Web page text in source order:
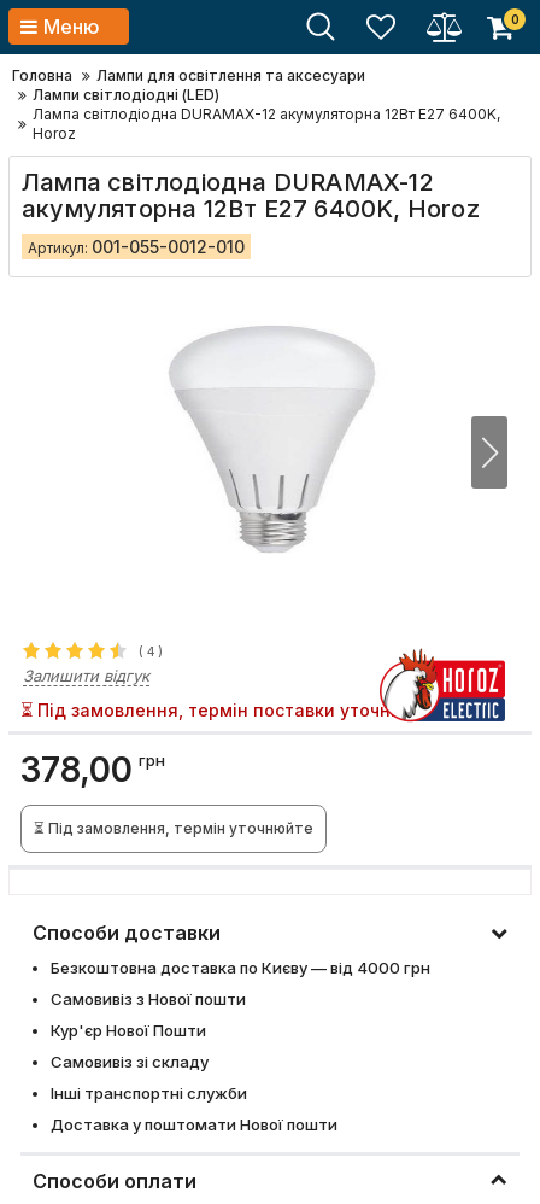
Меню 0
Головна
Лампи для освітлення та аксесуари
Лампи світлодіодні (LED)
Лампа світлодіодна DURAMAX-12 акумуляторна 12Вт E27 6400K,
Horoz
Лампа світлодіодна DURAMAX-12
акумуляторна 12Вт E27 6400K, Horoz
Артикул: 001-055-0012-010
( 4 )
Залишити відгук
⏳ Під замовлення, термін поставки уточнюйте
378,00 грн
⏳ Під замовлення, термін уточнюйте
Способи доставки
Безкоштовна доставка по Києву — від 4000 грн
Самовивіз з Нової пошти
Кур'єр Нової Пошти
Самовивіз зі складу
Інші транспортні служби
Доставка у поштомати Нової пошти
Способи оплати